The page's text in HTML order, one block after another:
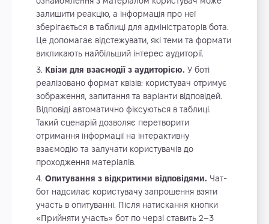
залишити реакцію, а інформація про неї
зберігається в таблиці для адміністраторів бота.
Це допомагає відстежувати, які теми та формати
викликають найбільший інтерес аудиторії.
Квізи для взаємодії з аудиторією. У боті
реалізовано формат квізів: користувач отримує
зображення, запитання та варіанти відповідей.
Відповіді автоматично фіксуються в таблиці.
Такий сценарій дозволяє перетворити
отримання інформації на інтерактивну
взаємодію та залучати користувачів до
проходження матеріалів.
Опитування з відкритими відповідями. Чат-
бот надсилає користувачу запрошення взяти
участь в опитуванні. Після натискання кнопки
«Прийняти участь» бот по черзі ставить 2–3